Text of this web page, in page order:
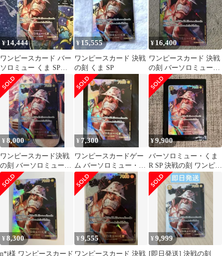
¥ 14,444
ワンピースカード バー
ソロミュー くま SP
EB04-054
¥15,555
ワンピースカード 決戦
の刻 くま SP
¥ 16,400
ワンピースカード 決戦
の刻 バーソロミュー・
くま SP
¥8,000
ワンピースカード決戦
の刻 バーソロミュー・
くま SP
¥ 7,300
ワンピースカードゲー
ム バーソロミュー・く
ま SP 決戦の刻
¥9,900
バーソロミュー・くま
R SP 決戦の刻 ワンピー
スカード EB04-054
¥8,300
n*i様 ワンピースカード
¥9,555
ワンピースカード 決戦
¥9,999
[即日発送] 決戦の刻